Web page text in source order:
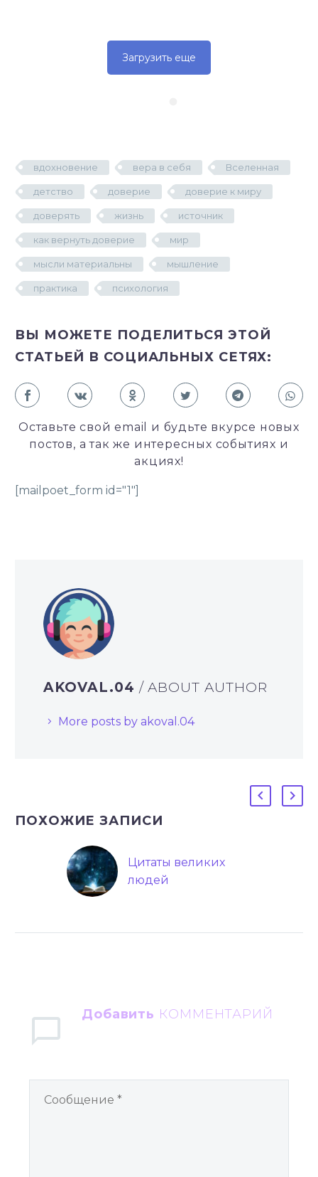
Загрузить еще
вдохновение вера в себя Вселенная
детство доверие доверие к миру
доверять жизнь источник
как вернуть доверие мир
мысли материальны мышление
практика психология
ВЫ МОЖЕТЕ ПОДЕЛИТЬСЯ ЭТОЙ
СТАТЬЕЙ В СОЦИАЛЬНЫХ СЕТЯХ:
Оставьте свой email и будьте вкурсе новых
постов, а так же интересных событиях и
акциях!
[mailpoet_form id="1"]
AKOVAL.04 / ABOUT AUTHOR
More posts by akoval.04
ПОХОЖИЕ ЗАПИСИ
Цитаты великих
людей
Добавить КОММЕНТАРИЙ